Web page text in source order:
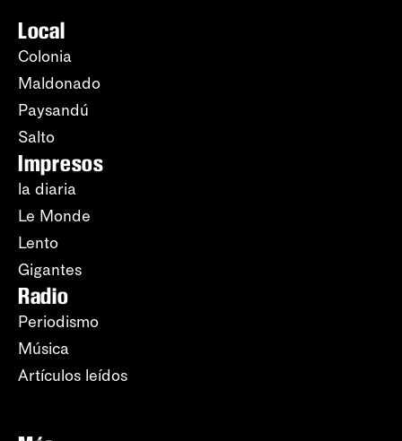
Local
Colonia
Maldonado
Paysandú
Salto
Impresos
la diaria
Le Monde
Lento
Gigantes
Radio
Periodismo
Música
Artículos leídos